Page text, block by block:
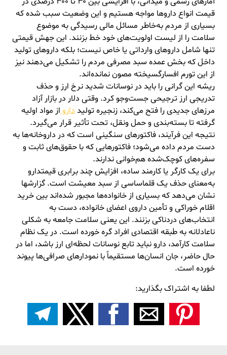
قیمت انواع دارو‌ها مواجه هستیم و این وضعیت سبب شده که
بسیاری از مردم به‌خاطر مسائل مالی رسیدگی به موضوع
سلامت را از لیست اولویت‌های خود خط بزنند. این جهش قیمتی
تنها شامل دارو‌های وارداتی یا خاص نیست؛ بلکه دارو‌های تولید
داخل که بخش عمده سبد مصرفی مردم را تشکیل می‌دهند نیز
از این تورم افسارگسیخته مصون نمانده‌اند.
ریشه این گرانی را باید در نوسانات شدید نرخ ارز و حذف
تدریجی ارز ترجیحی جست‌و‌جو کرد. وقتی دلار در بازار آزاد
مرز‌های جدیدی را فتح می‌کند، زنجیره تولیددارواز مواد اولیه
گرفته تا بسته‌بندی و حمل ونقل، تحت تأثیر قرار می‌گیرد.
نتیجه این فرآیند، فاکتور‌های سنگینی است که در داروخانه‌ها به
دست مردم داده می‌شود؛ فاکتور‌هاییکه با حقوق‌های ثابت و
سفره‌های کوچک‌شده هم‌خوانی ندارند.
برای یک کارگر یا کارمند ساده، افزایش چند برابری قیمتدارو
به‌معنای حذف یکقلماساسی از سبد معیشت است. گزارشها
نشان می‌دهد که بسیاری از خانواده‌ها مجبور شده‌اند بین خرید
اقلام خوراکی و تأمین داروی اعضای خانواده، دست به
انتخاب‌های دردناکی بزنند. این یعنی سلامت جامعه به شکلی
ناعادلانه به طبقه اقتصادی افراد گره خورده است. در یک نظام
سلامت کارآمد، دارو نباید تابع نوسانات لحظه‌ای ارز باشد، اما در
حال حاضر، جان انسان‌ها مستقیماً با نمودار‌های صرافی‌ها پیوند
خورده است.
لطفا به اشتراک بگذارید: